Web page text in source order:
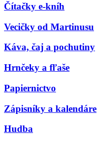
Čítačky e-kníh
Vecičky od Martinusu
Káva, čaj a pochutiny
Hrnčeky a fľaše
Papiernictvo
Zápisníky a kalendáre
Hudba